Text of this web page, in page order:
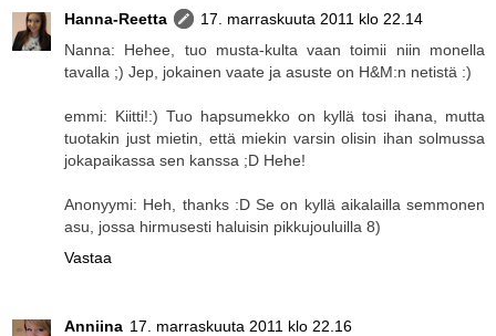
Hanna-Reetta
17. marraskuuta 2011 klo 22.14
Nanna: Hehee, tuo musta-kulta vaan toimii niin monella
tavalla ;) Jep, jokainen vaate ja asuste on H&M:n netistä :)
emmi: Kiitti!:) Tuo hapsumekko on kyllä tosi ihana, mutta
tuotakin just mietin, että miekin varsin olisin ihan solmussa
jokapaikassa sen kanssa ;D Hehe!
Anonyymi: Heh, thanks :D Se on kyllä aikalailla semmonen
asu, jossa hirmusesti haluisin pikkujouluilla 8)
Vastaa
Anniina 17. marraskuuta 2011 klo 22.16